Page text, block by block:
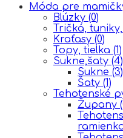
Móda pre
Blúzky (0)
Tričká,
Kraťasy (0)
Topy, tielka (1)
Sukne,šaty (4)
Sukne (3)
Šaty (1)
Tehotenské
Župany